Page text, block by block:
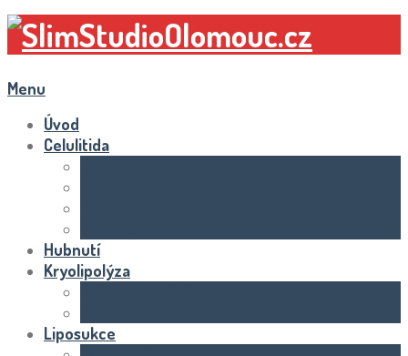
Menu
Úvod
Celulitida
Hubnutí
Kryolipolýza
Liposukce